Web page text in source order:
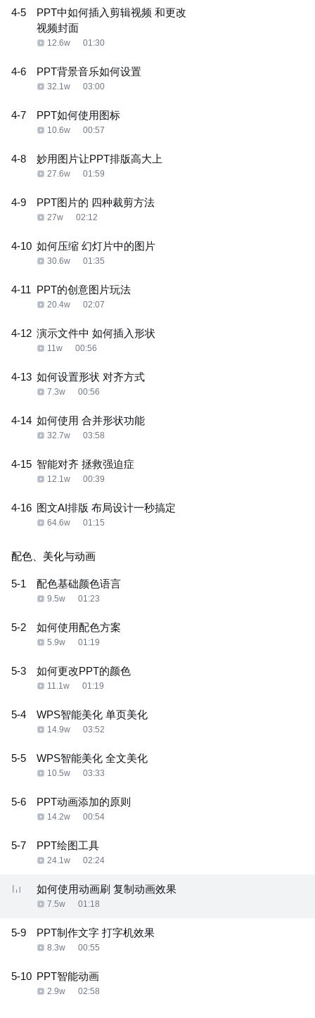
4-5
PPT中如何插入剪辑视频 和更改
视频封面
12.6w 01:30
4-6 PPT背景音乐如何设置
32.1w 03:00
4-7 PPT如何使用图标
10.6w 00:57
4-8 妙用图片让PPT排版高大上
27.6w 01:59
4-9 PPT图片的 四种裁剪方法
27w 02:12
4-10 如何压缩 幻灯片中的图片
30.6w 01:35
4-11 PPT的创意图片玩法
20.4w 02:07
4-12 演示文件中 如何插入形状
11w 00:56
4-13 如何设置形状 对齐方式
7.3w 00:56
4-14 如何使用 合并形状功能
32.7w 03:58
4-15 智能对齐 拯救强迫症
12.1w 00:39
4-16 图文AI排版 布局设计一秒搞定
64.6w 01:15
配色、美化与动画
5-1 配色基础颜色语言
9.5w 01:23
5-2 如何使用配色方案
5.9w 01:19
5-3 如何更改PPT的颜色
11.1w 01:19
5-4 WPS智能美化 单页美化
14.9w 03:52
5-5 WPS智能美化 全文美化
10.5w 03:33
5-6 PPT动画添加的原则
14.2w 00:54
5-7 PPT绘图工具
24.1w 02:24
如何使用动画刷 复制动画效果
7.5w 01:18
5-9 PPT制作文字 打字机效果
8.3w 00:55
5-10 PPT智能动画
2.9w 02:58